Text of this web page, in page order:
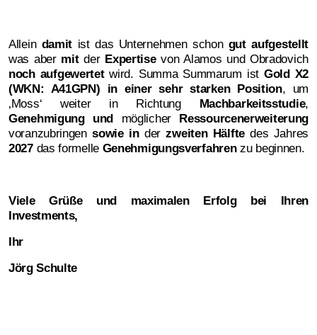
Allein damit ist das Unternehmen schon gut aufgestellt
was aber mitder Expertisevon Alamos und Obradovich
noch aufgewertetwird. Summa Summarum ist Gold X2
(WKN: A41GPN) in einer sehr starken Position, um
‚Moss‘ weiter in Richtung Machbarkeitsstudie,
Genehmigung und möglicher Ressourcenerweiterung
voranzubringensowie inderzweiten Hälftedes Jahres
2027das formelle Genehmigungsverfahrenzu beginnen.
Viele Grüße und maximalen Erfolg bei Ihren
Investments,
Ihr
Jörg Schulte